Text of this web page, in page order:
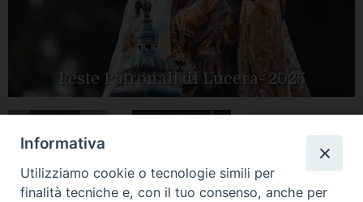
Feste Patronali di Lucera- 2025
Apertura Anno
Giubilare 2025
Peregrinatio
Mariae in Diocesi
Tutte le gallery
Informativa
Utilizziamo cookie o tecnologie simili per
finalità tecniche e, con il tuo consenso, anche per